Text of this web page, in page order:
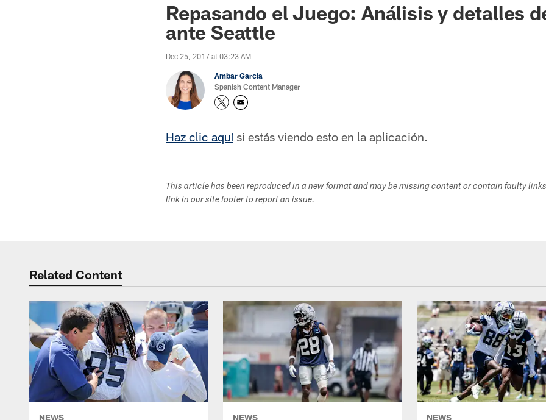
Repasando el Juego: Análisis y detalles
ante Seattle
Dec 25, 2017 at 03:23 AM
Ambar Garcia
Spanish Content Manager
Haz clic aquísi estás viendo esto en la aplicación.
This article has been reproduced in a new format and may be missing content or contain faulty
link in our site footer to report an issue.
Related Content
NEWS NEWS NEWS